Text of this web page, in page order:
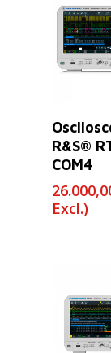
R&S®
COM4
Excl.)